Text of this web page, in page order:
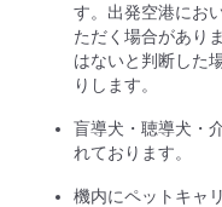
す。出発空港にお
ただく場合があり
はないと判断した
りします。
盲導犬・聴導犬・
れております。
機内にペットキャ